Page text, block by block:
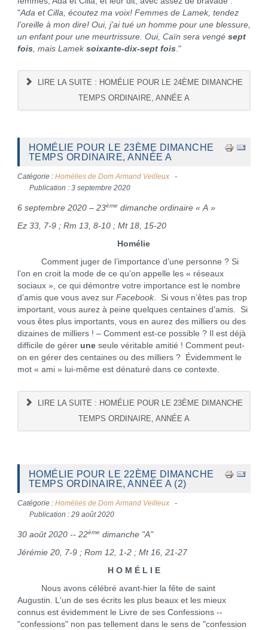
"Ada et Cilla, écoutez ma voix! Femmes de Lamek, tendez
l’oreille à mon dire! Oui, j’ai tué un homme pour une blessure,
un enfant pour une meurtrissure. Oui, Caïn sera vengé sept
fois, mais Lamek soixante-dix-sept fois."
LIRE LA SUITE : HOMÉLIE POUR LE 24ÈME DIMANCHE
TEMPS ORDINAIRE, ANNÉE A
HOMÉLIE POUR LE 23ÈME DIMANCHE
TEMPS ORDINAIRE, ANNÉE A
Catégorie : Homélies de Dom Armand Veilleux
Publication : 3 septembre 2020
6 septembre 2020 – 23ème dimanche ordinaire « A »
Ez 33, 7-9 ; Rm 13, 8-10 ; Mt 18, 15-20
Homélie
Comment juger de l’importance d’une personne ? Si
l’on en croit la mode de ce qu’on appelle les « réseaux
sociaux », ce qui démontre votre importance est le nombre
d’amis que vous avez sur Facebook. Si vous n’êtes pas trop
important, vous aurez à peine quelques centaines d’amis. Si
vous êtes plus importants, vous en aurez des milliers ou des
dizaines de milliers ! – Comment est-ce possible ? Il est déjà
difficile de gérer uneseule véritable amitié ! Comment peut-
on en gérer des centaines ou des milliers ? Évidemment le
mot « ami » lui-même est dénaturé dans ce contexte.
LIRE LA SUITE : HOMÉLIE POUR LE 23ÈME DIMANCHE
TEMPS ORDINAIRE, ANNÉE A
HOMÉLIE POUR LE 22ÈME DIMANCHE
TEMPS ORDINAIRE, ANNÉE A (2)
Catégorie : Homélies de Dom Armand Veilleux
Publication : 29 août 2020
30 août 2020 -- 22ème dimanche "A"
Jérémie 20, 7-9 ; Rom 12, 1-2 ; Mt 16, 21-27
H O M É L I E
Nous avons célébré avant-hier la fête de saint
Augustin. L'un de ses écrits les plus beaux et les mieux
connus est évidemment le Livre de ses Confessions --
"confessions" non pas tellement dans le sens de "confession